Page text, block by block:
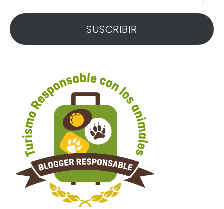
correo
electrónico
SUSCRIBIR